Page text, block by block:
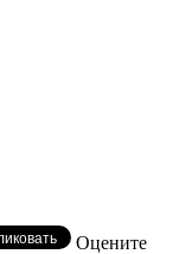
Оцените